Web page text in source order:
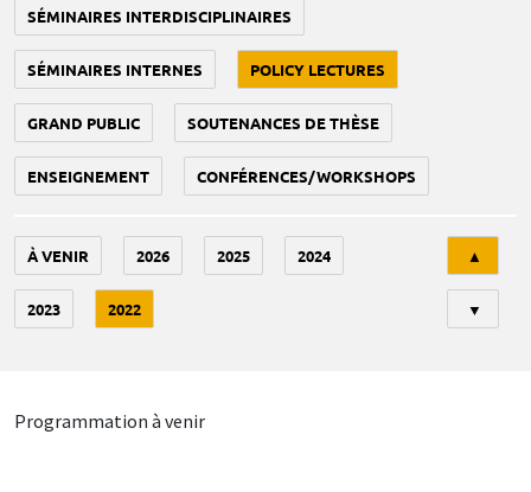
SÉMINAIRES INTERDISCIPLINAIRES
SÉMINAIRES INTERNES POLICY LECTURES
GRAND PUBLIC SOUTENANCES DE THÈSE
ENSEIGNEMENT CONFÉRENCES/WORKSHOPS
À VENIR 2026 2025 2024
2023 2022
▲
▼
Programmation à venir